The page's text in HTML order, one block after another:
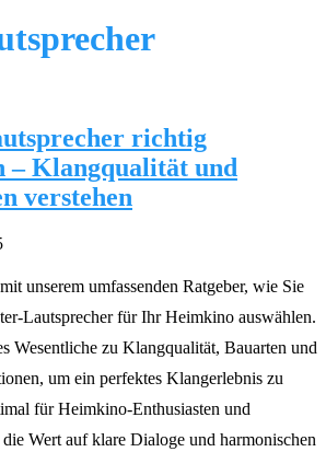
richtig
– Klangqualität und
verstehen
unserem umfassenden Ratgeber, wie Sie
Lautsprecher für Ihr Heimkino auswählen.
Wesentliche zu Klangqualität, Bauarten und
um ein perfektes Klangerlebnis zu
für Heimkino-Enthusiasten und
Wert auf klare Dialoge und harmonischen